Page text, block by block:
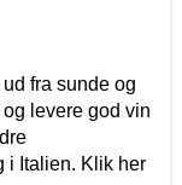
fra sunde og
levere god vin
i Italien. Klik her